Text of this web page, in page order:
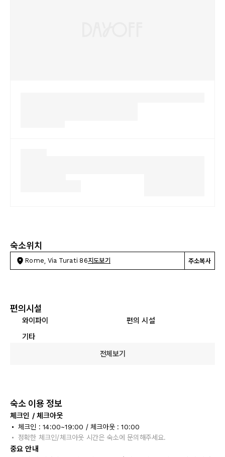
숙소위치
Rome, Via Turati 86지도보기 주소복사
편의시설
와이파이
편의 시설
기타
전체보기
숙소 이용 정보
체크인 / 체크아웃
체크인 : 14:00~19:00 / 체크아웃 : 10:00
정확한 체크인/체크아웃 시간은 숙소에 문의해주세요.
중요 안내